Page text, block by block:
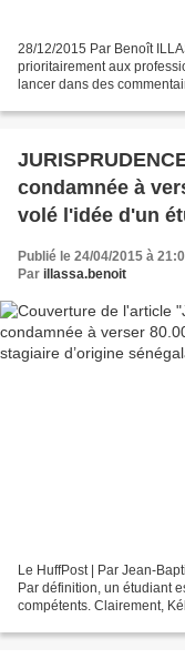
28/12/2015 Par Benoît
prioritairement aux
lancer dans des
condamnée à
volé l'idée d'un
Publié le 24/04/2015 à
Par illassa.benoit
Le HuffPost | Par Jean-
Par définition, un étudiant
compétents. Clairement,